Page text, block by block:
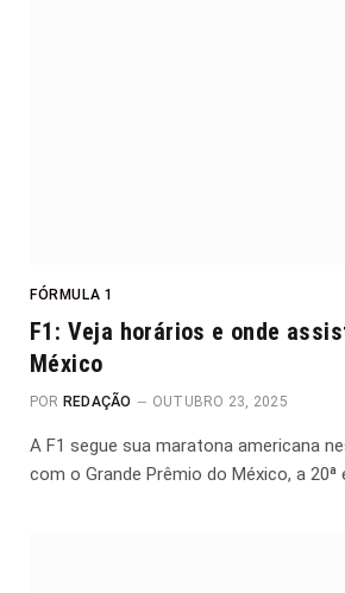
FÓRMULA 1
F1: Veja horários e onde
México
POR REDAÇÃO OUTUBRO 23, 2025
A F1 segue sua maratona americana
com o Grande Prêmio do México, a 20ª